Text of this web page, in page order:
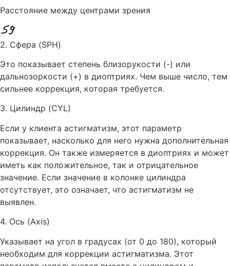
Расстояние между центрами зрения
2. Сфера (SPH)
Это показывает степень близорукости (-) или
дальнозоркости (+) в диоптриях. Чем выше число, тем
сильнее коррекция, которая требуется.
3. Цилиндр (CYL)
Если у клиента астигматизм, этот параметр
показывает, насколько для него нужна дополнительная
коррекция. Он также измеряется в диоптриях и может
иметь как положительное, так и отрицательное
значение. Если значение в колонке цилиндра
отсутствует, это означает, что астигматизм не
выявлен.
4. Ось (Axis)
Указывает на угол в градусах (от 0 до 180), который
необходим для коррекции астигматизма. Этот